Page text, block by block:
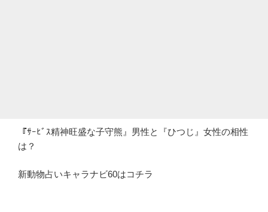
『ｻｰﾋﾞｽ精神旺盛な子守熊』男性と『ひつじ』女性の相性
は？
新動物占いキャラナビ60はコチラ